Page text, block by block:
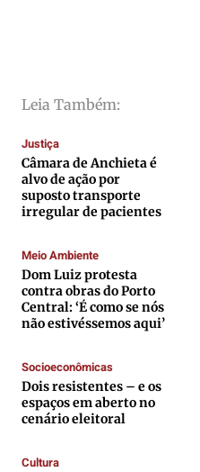
Colunas
Gustavo Bastos
Jr Mignone (in memorian)
Wanda Sily
Publicidade Legal
Anuncie
Expediente
Contato
Colunas
Gustavo Bastos
Jr Mignone (in memorian)
Wanda Sily
Publicidade Legal
Anuncie
Expediente
Contato
Colunas
Gustavo Bastos
Jr Mignone (in memorian)
Wanda Sily
Publicidade Legal
Anuncie
Expediente
Contato
Colunas
Gustavo Bastos
Jr Mignone (in memorian)
Wanda Sily
Publicidade Legal
Anuncie
Expediente
Contato
Leia Também:
Justiça
Câmara de Anchieta é
alvo de ação por
suposto transporte
irregular de pacientes
Meio Ambiente
Dom Luiz protesta
contra obras do Porto
Central: ‘É como se nós
não estivéssemos aqui’
Socioeconômicas
Dois resistentes – e os
espaços em aberto no
cenário eleitoral
Cultura